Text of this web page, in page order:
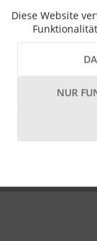
Diese Website
NUR